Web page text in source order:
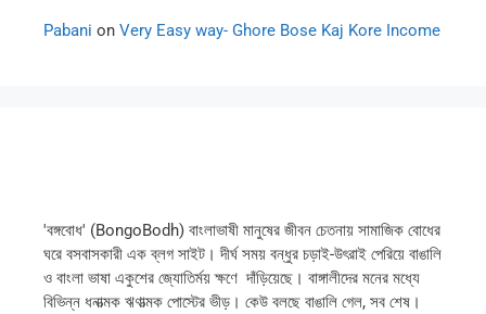
Pabani on Very Easy way- Ghore Bose Kaj Kore Income
'বঙ্গবোধ' (BongoBodh) বাংলাভাষী মানুষের জীবন চেতনায় সামাজিক বোধের
ঘরে বসবাসকারী এক ব্লগ সাইট। দীর্ঘ সময় বন্ধুর চড়াই-উৎরাই পেরিয়ে বাঙালি
ও বাংলা ভাষা একুশের জ্যোতির্ময় ক্ষণে দাঁড়িয়েছে। বাঙ্গালীদের মনের মধ্যে
বিভিন্ন ধনাত্মক ঋণাত্মক পোস্টের ভীড়। কেউ বলছে বাঙালি গেল, সব শেষ।